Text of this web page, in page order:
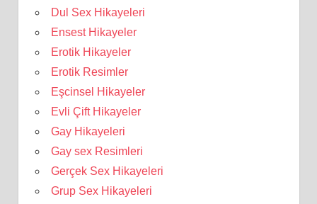
Dul Sex Hikayeleri
Ensest Hikayeler
Erotik Hikayeler
Erotik Resimler
Eşcinsel Hikayeler
Evli Çift Hikayeler
Gay Hikayeleri
Gay sex Resimleri
Gerçek Sex Hikayeleri
Grup Sex Hikayeleri